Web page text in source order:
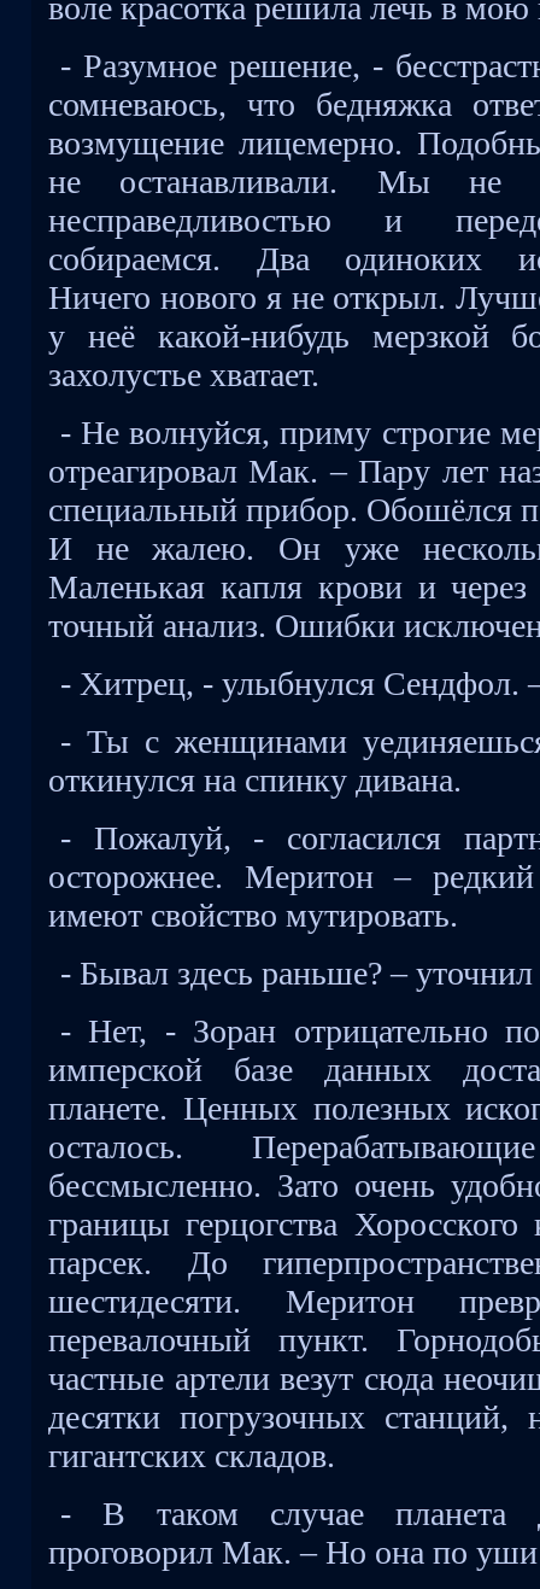
воле красотка решила лечь в мою
- Разумное решение, -
сомневаюсь, что бедняжка
возмущение лицемерно.
не останавливали. Мы не
несправедливостью и
собираемся. Два одиноких
Ничего нового я не открыл.
у неё какой-нибудь мерзкой
захолустье хватает.
- Не волнуйся, приму строгие
отреагировал Мак. – Пару лет
специальный прибор. Обошёлся
И не жалею. Он уже
Маленькая капля крови и
точный анализ. Ошибки
- Хитрец, - улыбнулся Сендфол.
- Ты с женщинами
откинулся на спинку дивана.
- Пожалуй, - согласился
осторожнее. Меритон –
имеют свойство мутировать.
- Бывал здесь раньше? – уточнил
- Нет, - Зоран отрицательно
имперской базе данных
планете. Ценных полезных
осталось.
бессмысленно. Зато очень
границы герцогства Хоросского
парсек. До
шестидесяти. Меритон
перевалочный пункт.
частные артели везут сюда
десятки погрузочных станций,
гигантских складов.
- В таком случае планета
проговорил Мак. – Но она по уши